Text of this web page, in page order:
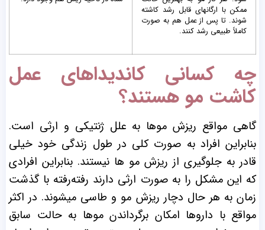
ممکن با ارگانهای قابل رشد کاشته
شوند. تا پس از عمل هم به صورت
کاملاً طبیعی رشد کنند.
چه کسانی کاندیداهای عمل
کاشت مو هستند؟
گاهی مواقع ریزش موها به علل ژنتیکی و ارثی است.
بنابراین افراد به صورت کلی در طول زندگی خود خیلی
قادر به جلوگیری از ریزش مو ها نیستند. بنابراین افرادی
که این مشکل را به صورت ارثی دارند رفته‌رفته با گذشت
زمان به هر حال دچار ریزش مو و طاسی میشوند. در اکثر
مواقع با داروها امکان برگرداندن موها به حالت سابق